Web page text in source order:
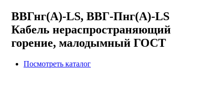
ВВГнг(А)-LS, ВВГ-Пнг(А)-LS
Кабель нераспространяющий
горение, малодымный ГОСТ
Посмотреть каталог